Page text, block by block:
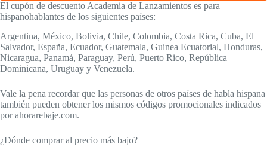
El cupón de descuento Academia de Lanzamientos es para
hispanohablantes de los siguientes países:
Argentina, México, Bolivia, Chile, Colombia, Costa Rica, Cuba, El
Salvador, España, Ecuador, Guatemala, Guinea Ecuatorial, Honduras,
Nicaragua, Panamá, Paraguay, Perú, Puerto Rico, República
Dominicana, Uruguay y Venezuela.
Vale la pena recordar que las personas de otros países de habla hispana
también pueden obtener los mismos códigos promocionales indicados
por ahorarebaje.com.
¿Dónde comprar al precio más bajo?